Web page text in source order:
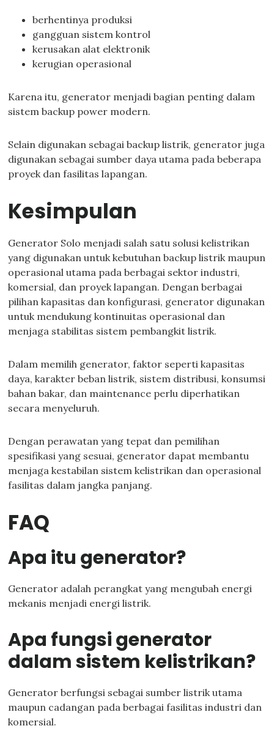
berhentinya produksi
gangguan sistem kontrol
kerusakan alat elektronik
kerugian operasional
Karena itu, generator menjadi bagian penting dalam
sistem backup power modern.
Selain digunakan sebagai backup listrik, generator juga
digunakan sebagai sumber daya utama pada beberapa
proyek dan fasilitas lapangan.
Kesimpulan
Generator Solo menjadi salah satu solusi kelistrikan
yang digunakan untuk kebutuhan backup listrik maupun
operasional utama pada berbagai sektor industri,
komersial, dan proyek lapangan. Dengan berbagai
pilihan kapasitas dan konfigurasi, generator digunakan
untuk mendukung kontinuitas operasional dan
menjaga stabilitas sistem pembangkit listrik.
Dalam memilih generator, faktor seperti kapasitas
daya, karakter beban listrik, sistem distribusi, konsumsi
bahan bakar, dan maintenance perlu diperhatikan
secara menyeluruh.
Dengan perawatan yang tepat dan pemilihan
spesifikasi yang sesuai, generator dapat membantu
menjaga kestabilan sistem kelistrikan dan operasional
fasilitas dalam jangka panjang.
FAQ
Apa itu generator?
Generator adalah perangkat yang mengubah energi
mekanis menjadi energi listrik.
Apa fungsi generator
dalam sistem kelistrikan?
Generator berfungsi sebagai sumber listrik utama
maupun cadangan pada berbagai fasilitas industri dan
komersial.